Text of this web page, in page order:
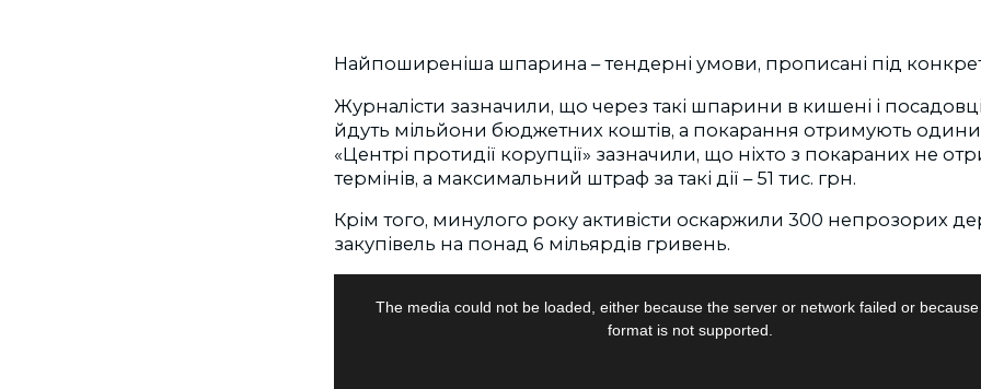
Найпоширеніша шпарина – тендерні умови, прописані під
Журналісти зазначили, що через такі шпарини в кишені і
йдуть мільйони бюджетних коштів, а покарання отримують
«Центрі протидії корупції» зазначили, що ніхто з покараних не
термінів, а максимальний штраф за такі дії – 51 тис. грн.
Крім того, минулого року активісти оскаржили 300 непрозорих
закупівель на понад 6 мільярдів гривень.